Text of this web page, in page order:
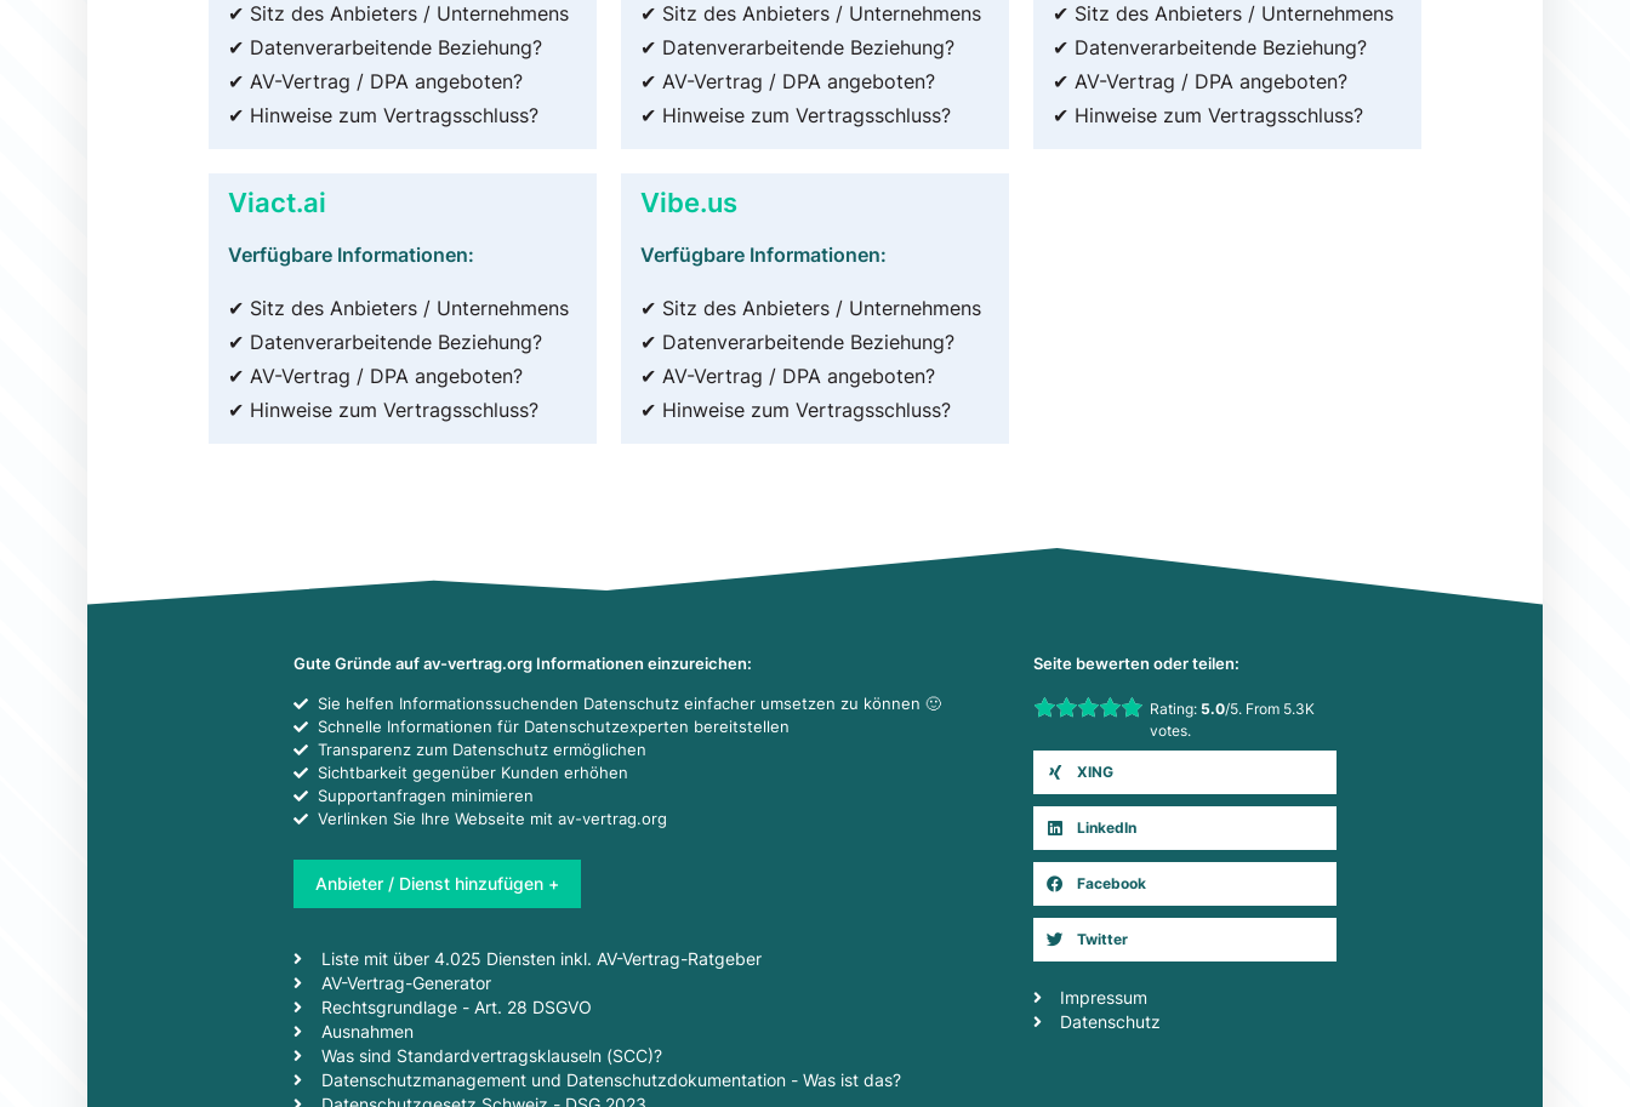
✔ Sitz des Anbieters / Unternehmens
✔ Datenverarbeitende Beziehung?
✔ AV-Vertrag / DPA angeboten?
✔ Hinweise zum Vertragsschluss?
✔ Sitz des Anbieters / Unternehmens
✔ Datenverarbeitende Beziehung?
✔ AV-Vertrag / DPA angeboten?
✔ Hinweise zum Vertragsschluss?
✔ Sitz des Anbieters / Unternehmens
✔ Datenverarbeitende Beziehung?
✔ AV-Vertrag / DPA angeboten?
✔ Hinweise zum Vertragsschluss?
Viact.ai
Verfügbare Informationen:
✔ Sitz des Anbieters / Unternehmens
✔ Datenverarbeitende Beziehung?
✔ AV-Vertrag / DPA angeboten?
✔ Hinweise zum Vertragsschluss?
Vibe.us
Verfügbare Informationen:
✔ Sitz des Anbieters / Unternehmens
✔ Datenverarbeitende Beziehung?
✔ AV-Vertrag / DPA angeboten?
✔ Hinweise zum Vertragsschluss?
Gute Gründe auf av-vertrag.org Informationen einzureichen:
Sie helfen Informationssuchenden Datenschutz einfacher umsetzen zu können 🙂
Schnelle Informationen für Datenschutzexperten bereitstellen
Transparenz zum Datenschutz ermöglichen
Sichtbarkeit gegenüber Kunden erhöhen
Supportanfragen minimieren
Verlinken Sie Ihre Webseite mit av-vertrag.org
Anbieter / Dienst hinzufügen +
Liste mit über 4.025 Diensten inkl. AV-Vertrag-Ratgeber
AV-Vertrag-Generator
Rechtsgrundlage - Art. 28 DSGVO
Ausnahmen
Was sind Standardvertragsklauseln (SCC)?
Datenschutzmanagement und Datenschutzdokumentation - Was ist das?
Seite bewerten oder teilen:
Rate this item:
Submit Rating
Rating: 5.0/5. From 5.3K
votes.
XING
LinkedIn
Facebook
Twitter
Impressum
Datenschutz